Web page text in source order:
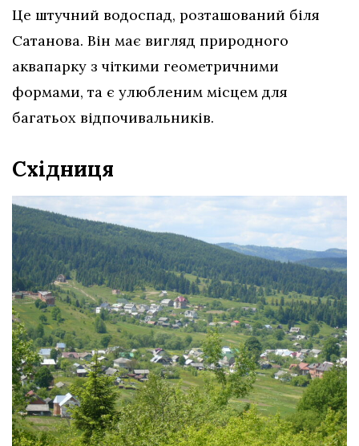
Це штучний водоспад, розташований біля
Сатанова. Він має вигляд природного
аквапарку з чіткими геометричними
формами, та є улюбленим місцем для
багатьох відпочивальників.
Східниця